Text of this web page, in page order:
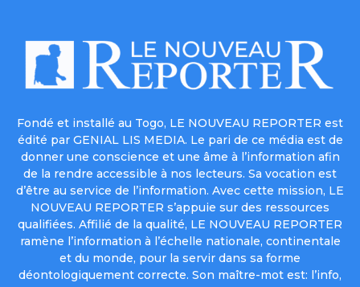
Fondé et installé au Togo, LE NOUVEAU REPORTER est
édité par GENIAL LIS MEDIA. Le pari de ce média est de
donner une conscience et une âme à l’information afin
de la rendre accessible à nos lecteurs. Sa vocation est
d’être au service de l’information. Avec cette mission, LE
NOUVEAU REPORTER s’appuie sur des ressources
qualifiées. Affilié de la qualité, LE NOUVEAU REPORTER
ramène l’information à l’échelle nationale, continentale
et du monde, pour la servir dans sa forme
déontologiquement correcte. Son maître-mot est: l’info,